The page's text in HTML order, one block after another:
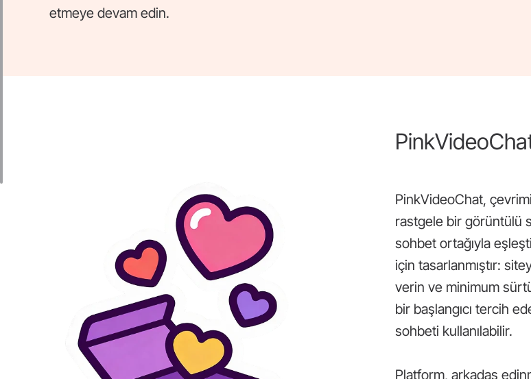
etmeye devam edin.
PinkVideoChat,
rastgele bir görüntülü
sohbet ortağıyla
için tasarlanmıştır:
verin ve minimum
bir başlangıcı tercih
sohbeti kullanılabilir.
Platform, arkadaş